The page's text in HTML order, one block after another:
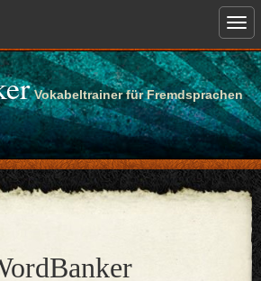
Vokabeltrainer für Fremdsprachen